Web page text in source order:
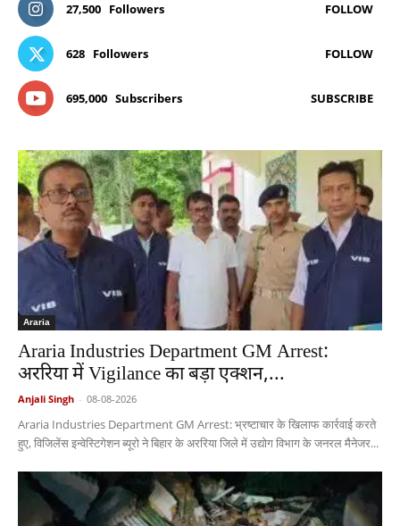
27,500 Followers FOLLOW
628 Followers FOLLOW
695,000 Subscribers SUBSCRIBE
Araria
Araria Industries Department GM Arrest:
अररिया में Vigilance का बड़ा एक्शन,...
Anjali Singh - 08-08-2026
Araria Industries Department GM Arrest: भ्रष्टाचार के खिलाफ कार्रवाई करते
हुए, विजिलेंस इन्वेस्टिगेशन ब्यूरो ने बिहार के अररिया जिले में उद्योग विभाग के जनरल मैनेजर...